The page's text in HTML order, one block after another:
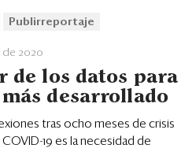
Publirreportaje
2020
de los datos para
desarrollado
tras ocho meses de crisis
19 es la necesidad de